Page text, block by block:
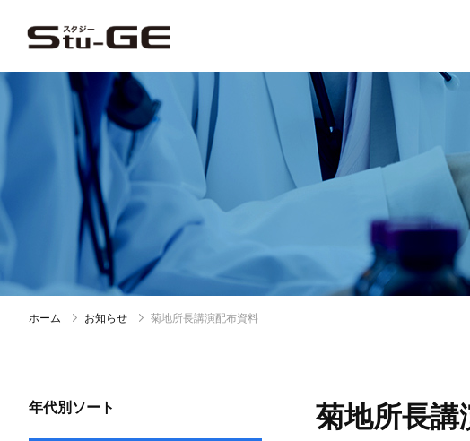
ホーム お知らせ 菊地所長講演配布資料
菊地所長講
年代別ソート